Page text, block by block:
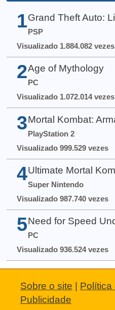
1 Grand Theft Auto:
PSP
Visualizado 1.884.082 vezes
2 Age of Mythology
PC
Visualizado 1.072.014 vezes
3 Mortal Kombat:
PlayStation 2
Visualizado 999.529 vezes
4 Ultimate Mortal
Super Nintendo
Visualizado 987.740 vezes
5 Need for Speed
PC
Visualizado 936.524 vezes
Sobre o site Política
Publicidade